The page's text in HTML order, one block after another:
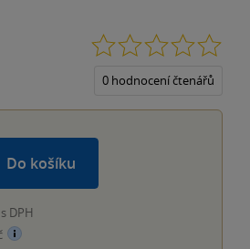
0 hodnocení čtenářů
Do košíku
s DPH